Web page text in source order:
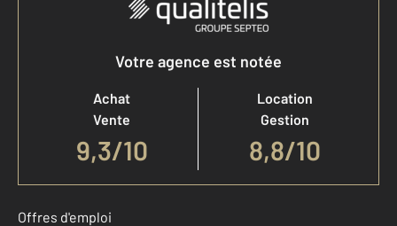
Votre agence est notée
Achat
Vente
9,3/10
Location
Gestion
8,8/10
Offres d'emploi